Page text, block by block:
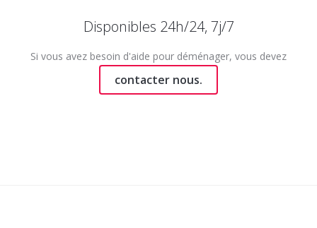
Disponibles 24h/24, 7j/7
Si vous avez besoin d'aide pour déménager, vous devez
contacter nous.